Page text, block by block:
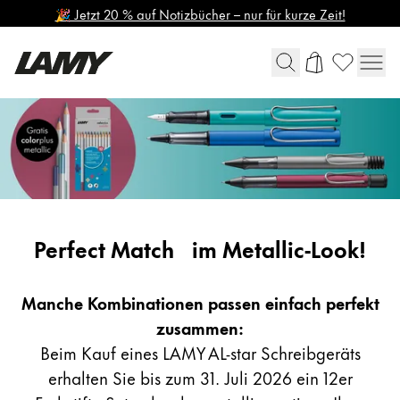
🎉 Jetzt 20 % auf Notizbücher – nur für kurze Zeit!
Schreibgeräte
Füllhalter
Kugelschreiber
Tintenroller
Mehrsystemschreiber
Bundles
Digital Writing
Global
Die globale Region steht für alle Länder, in denen
Europa
Ελληνικά
polski
Romania
română
metallic-
Perfect Match im Metallic-Look!
Manche Kombinationen passen einfach perfekt
zusammen:
Beim Kauf eines LAMY AL-star Schreibgeräts
erhalten Sie bis zum 31. Juli 2026 ein 12er